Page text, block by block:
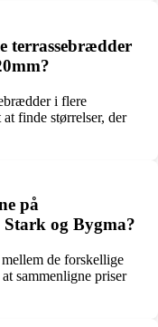
terrassebrædder
i flere
finde størrelser, der
på
og Bygma?
de forskellige
sammenligne priser